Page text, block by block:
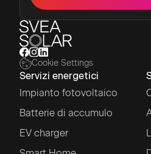
Cookie Settings
Servizi energetici
Impianto fotovoltaico
Batterie di accumulo
EV charger